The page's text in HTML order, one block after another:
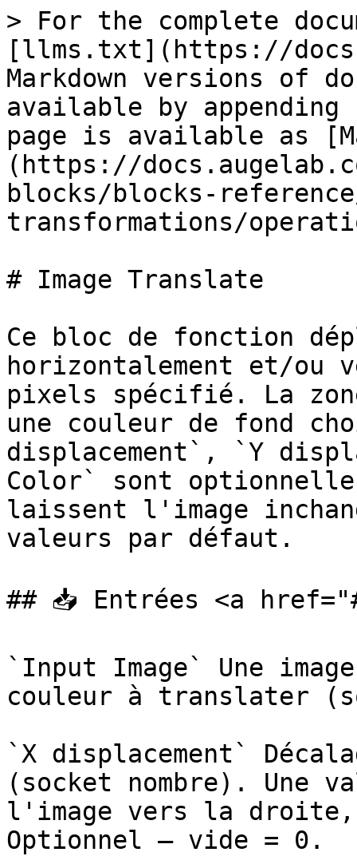
> For the complete
[llms.txt](https://
Markdown versions of
available by
page is available as
(https://
blocks/blocks-
transformations/
# Image Translate
Ce bloc de fonction
horizontalement et/ou
pixels spécifié. La
une couleur de fond
displacement`, `Y
Color` sont
laissent l'image
valeurs par défaut.
## 📥 Entrées <a
`Input Image` Une
couleur à translater
`X displacement`
(socket nombre). Une
l'image vers la droite,
Optionnel — vide = 0.